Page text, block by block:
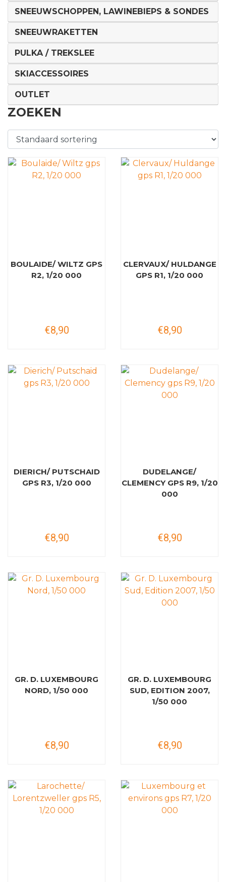
SNEEUWSCHOPPEN, LAWINEBIEPS & SONDES
SNEEUWRAKETTEN
PULKA / TREKSLEE
SKIACCESSOIRES
OUTLET
ZOEKEN
BOULAIDE/ WILTZ GPS
R2, 1/20 000
€8,90
CLERVAUX/ HULDANGE
GPS R1, 1/20 000
€8,90
DIERICH/ PUTSCHAID
GPS R3, 1/20 000
€8,90
DUDELANGE/
CLEMENCY GPS R9, 1/20
000
€8,90
GR. D. LUXEMBOURG
NORD, 1/50 000
€8,90
GR. D. LUXEMBOURG
SUD, EDITION 2007,
1/50 000
€8,90